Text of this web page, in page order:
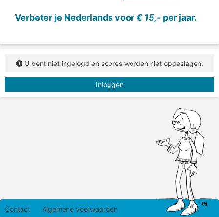
Verbeter je Nederlands voor€ 15,- per jaar.
U bent niet ingelogd en scores worden niet opgeslagen.
Inloggen
Contact Algemene voorwaarden